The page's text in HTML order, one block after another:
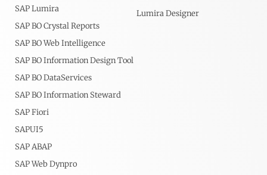
SAP Lumira
SAP BO Crystal Reports
SAP BO Web Intelligence
SAP BO Information Design Tool
SAP BO DataServices
SAP BO Information Steward
SAP Fiori
SAPUI5
SAP ABAP
SAP Web Dynpro
Lumira Designer